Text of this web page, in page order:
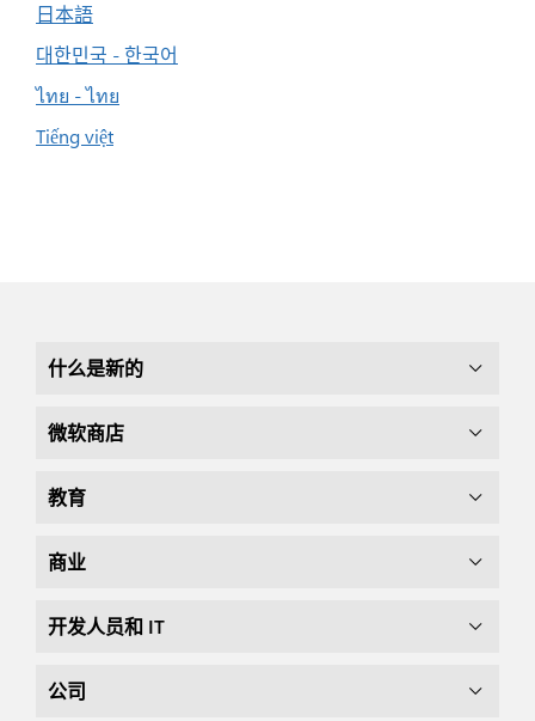
日本語
대한민국 - 한국어
ไทย - ไทย
Tiếng việt
什么是新的
微软商店
教育
商业
开发人员和 IT
公司